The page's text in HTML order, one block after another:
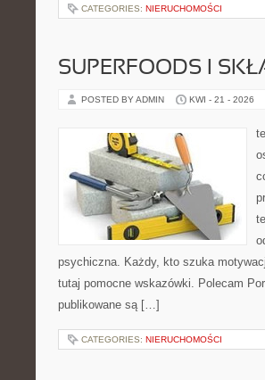
CATEGORIES: NIERUCHOMOŚCI
SUPERFOODS I
POSTED BY ADMIN KWI - 21 - 2026
psychiczna. Każdy, kto szuka
tutaj pomocne wskazówki. Polecam
publikowane są […]
CATEGORIES: NIERUCHOMOŚCI